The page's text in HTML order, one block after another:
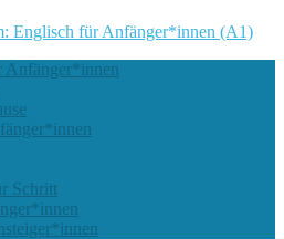
Englisch für Anfänger*innen (A1)
Anfänger*innen
Schritt